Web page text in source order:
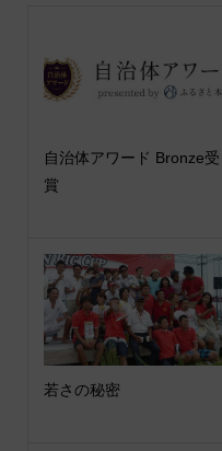
自治体アワード Bronze受
賞
若さの秘密